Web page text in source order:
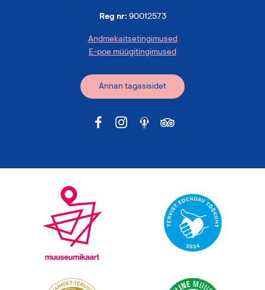
Reg nr: 90012573
Andmekaitsetingimused
E-poe müügitingimused
Annan tagasisidet